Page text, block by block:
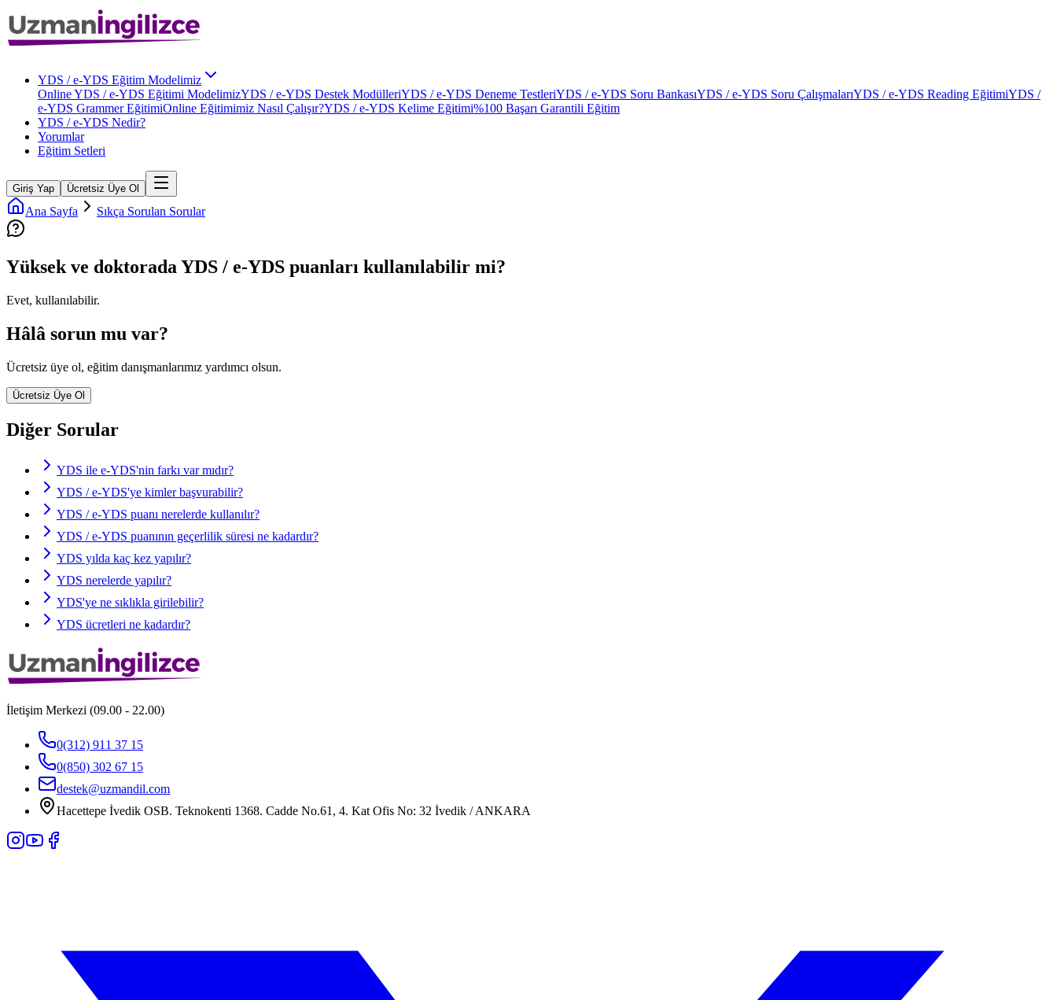
YDS / e-YDS Eğitim Modelimiz
Online YDS / e-YDS Eğitimi ModelimizYDS / e-YDS Destek ModülleriYDS / e-YDS Deneme TestleriYDS / e-YDS Soru BankasıYDS / e-YDS Soru ÇalışmalarıYDS / e-YDS Reading EğitimiYDS /
e-YDS Grammer EğitimiOnline Eğitimimiz Nasıl Çalışır?YDS / e-YDS Kelime Eğitimi%100 Başarı Garantili Eğitim
YDS / e-YDS Nedir?
Yorumlar
Eğitim Setleri
Giriş Yap Ücretsiz Üye Ol
Ana Sayfa Sıkça Sorulan Sorular
Yüksek ve doktorada YDS / e-YDS puanları kullanılabilir mi?
Evet, kullanılabilir.
Hâlâ sorun mu var?
Ücretsiz üye ol, eğitim danışmanlarımız yardımcı olsun.
Ücretsiz Üye Ol
Diğer Sorular
YDS ile e-YDS'nin farkı var mıdır?
YDS / e-YDS'ye kimler başvurabilir?
YDS / e-YDS puanı nerelerde kullanılır?
YDS / e-YDS puanının geçerlilik süresi ne kadardır?
YDS yılda kaç kez yapılır?
YDS nerelerde yapılır?
YDS'ye ne sıklıkla girilebilir?
YDS ücretleri ne kadardır?
İletişim Merkezi (09.00 - 22.00)
0(312) 911 37 15
0(850) 302 67 15
destek@uzmandil.com
Hacettepe İvedik OSB. Teknokenti 1368. Cadde No.61, 4. Kat Ofis No: 32 İvedik / ANKARA